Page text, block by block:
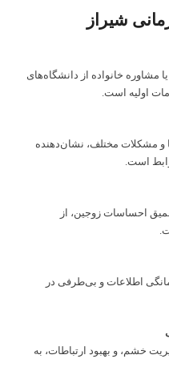
شیراز
مشاوره خانواده از دانشگاه‌های
اولیه است.
و مشکلات مختلف، نشان‌دهنده
است.
احساسات زوجین، از
اطلاعات و بی‌طرفی در
خشم، و بهبود ارتباطات، به